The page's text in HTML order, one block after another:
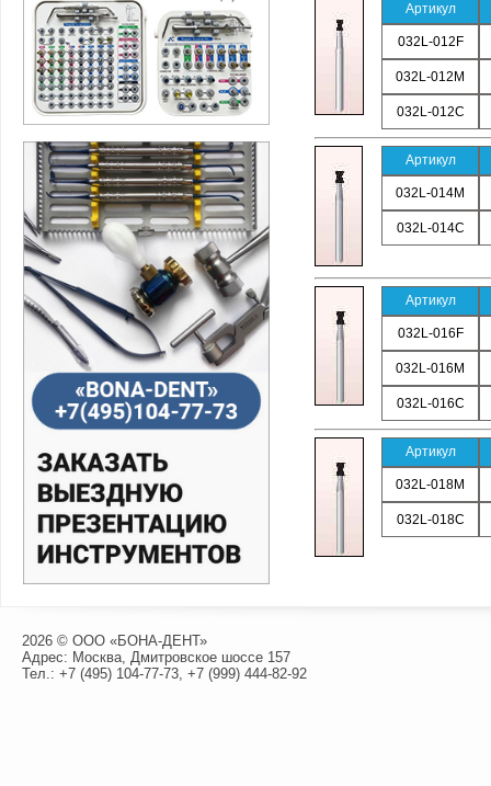
Артикул
032L-012F
032L-012M
032L-012C
Артикул
032L-014M
032L-014C
Артикул
032L-016F
032L-016M
032L-016C
Артикул
032L-018M
032L-018C
2026 © ООО «БОНА-ДЕНТ»
Адрес: Москва, Дмитровское шоссе 157
Тел.: +7 (495) 104-77-73, +7 (999) 444-82-92